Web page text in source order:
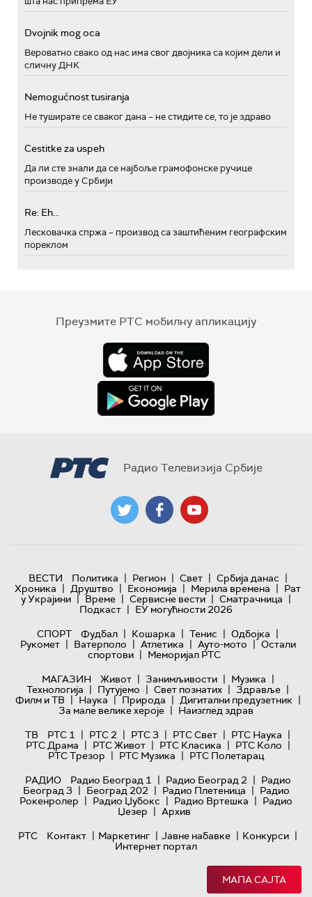
Dvojnik mog oca
Вероватно свако од нас има свог двојника са којим дели и
сличну ДНК
Nemogućnost tusiranja
Не туширате се сваког дана – не стидите се, то је здраво
Cestitke za uspeh
Да ли сте знали да се најбоље грамофонске ручице
производе у Србији
Re: Eh...
Лесковачка спржа – производ са заштићеним географским
пореклом
Преузмите РТС мобилну апликацију
Радио Телевизија Србије
ВЕСТИ Политика | Регион | Свет | Србија данас |
Хроника | Друштво | Економија | Мерила времена | Рат
у Украјини | Време | Сервисне вести | Сматрачница |
Подкаст | ЕУ могућности 2026
СПОРТ
Фудбал | Кошарка | Тенис | Одбојка |
Рукомет | Ватерполо | Атлетика | Ауто-мото | Остали
спортови | Меморијал РТС
МАГАЗИН
Живот | Занимљивости | Музика |
Технологијa | Путујемо | Свет познатих | Здравље |
Филм и ТВ | Наука | Природа | Дигитални предузетник |
За мале велике хероје | Наизглед здрав
ТВ
РТС 1 | РТС 2 | РТС 3 | РТС Свет | РТС Наука |
РТС Драма | РТС Живот | РТС Класика | РТС Коло |
РТС Трезор | РТС Музика | РТС Полетарац
РАДИО
Радио Београд 1 | Радио Београд 2 | Радио
Београд 3 | Београд 202 | Радио Плетеница | Радио
Рокенролер | Радио Џубокс | Радио Вртешка | Радио
Џезер | Архив
РТС
Контакт | Маркетинг | Јавне набавке | Конкурси |
Интернет портал
МАПА САЈТА